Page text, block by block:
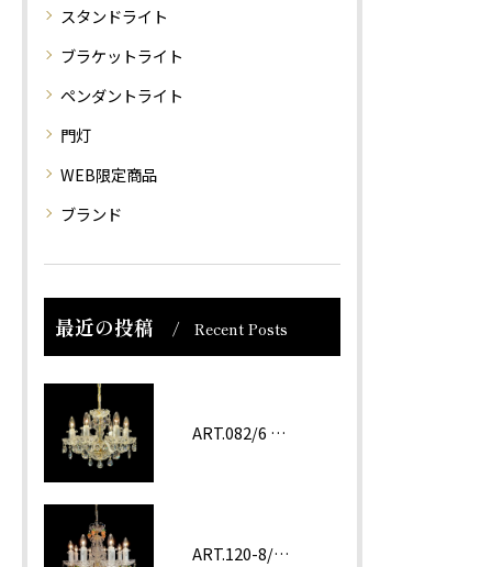
スタンドライト
ブラケットライト
ペンダントライト
門灯
WEB限定商品
ブランド
最近の投稿 Recent Posts
ART.082/6 prc
ART.120-8/62 ROSA